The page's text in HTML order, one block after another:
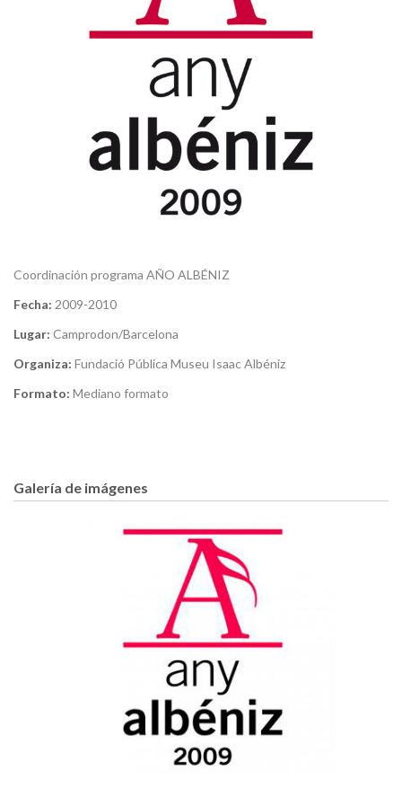
Coordinación programa AÑO ALBÉNIZ
Fecha: 2009-2010
Lugar: Camprodon/Barcelona
Organiza: Fundació Pública Museu Isaac Albéniz
Formato: Mediano formato
Galería de imágenes